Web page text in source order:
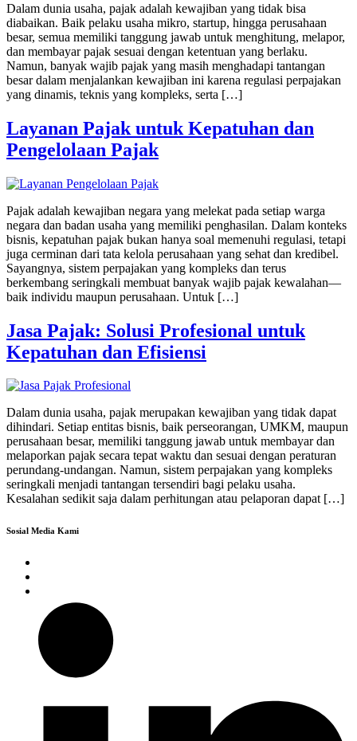
Dalam dunia usaha, pajak adalah kewajiban yang tidak bisa
diabaikan. Baik pelaku usaha mikro, startup, hingga perusahaan
besar, semua memiliki tanggung jawab untuk menghitung, melapor,
dan membayar pajak sesuai dengan ketentuan yang berlaku.
Namun, banyak wajib pajak yang masih menghadapi tantangan
besar dalam menjalankan kewajiban ini karena regulasi perpajakan
yang dinamis, teknis yang kompleks, serta […]
Layanan Pajak untuk Kepatuhan dan
Pengelolaan Pajak
Pajak adalah kewajiban negara yang melekat pada setiap warga
negara dan badan usaha yang memiliki penghasilan. Dalam konteks
bisnis, kepatuhan pajak bukan hanya soal memenuhi regulasi, tetapi
juga cerminan dari tata kelola perusahaan yang sehat dan kredibel.
Sayangnya, sistem perpajakan yang kompleks dan terus
berkembang seringkali membuat banyak wajib pajak kewalahan—
baik individu maupun perusahaan. Untuk […]
Jasa Pajak: Solusi Profesional untuk
Kepatuhan dan Efisiensi
Dalam dunia usaha, pajak merupakan kewajiban yang tidak dapat
dihindari. Setiap entitas bisnis, baik perseorangan, UMKM, maupun
perusahaan besar, memiliki tanggung jawab untuk membayar dan
melaporkan pajak secara tepat waktu dan sesuai dengan peraturan
perundang-undangan. Namun, sistem perpajakan yang kompleks
seringkali menjadi tantangan tersendiri bagi pelaku usaha.
Kesalahan sedikit saja dalam perhitungan atau pelaporan dapat […]
Sosial Media Kami